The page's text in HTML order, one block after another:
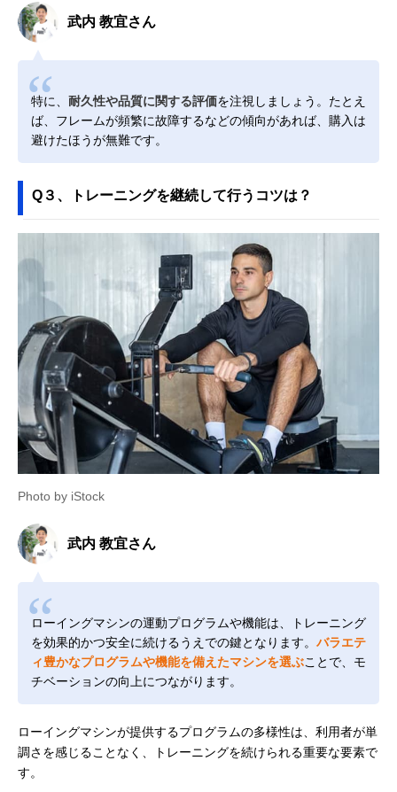
武内 教宜さん
特に、 耐久性や品質に関する評価を注視しましょう。たとえ
ば、フレームが頻繁に故障するなどの傾向があれば、購入は
避けたほうが無難です。
Q３、トレーニングを継続して行うコツは？
Photo by iStock
武内 教宜さん
ローイングマシンの運動プログラムや機能は、トレーニング
を効果的かつ安全に続けるうえでの鍵となります。 バラエテ
ィ豊かなプログラムや機能を備えたマシンを選ぶことで、モ
チベーションの向上につながります。
ローイングマシンが提供するプログラムの多様性は、利用者が単
調さを感じることなく、トレーニングを続けられる重要な要素で
す。